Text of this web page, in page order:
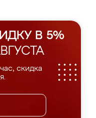
В 5%
скидка